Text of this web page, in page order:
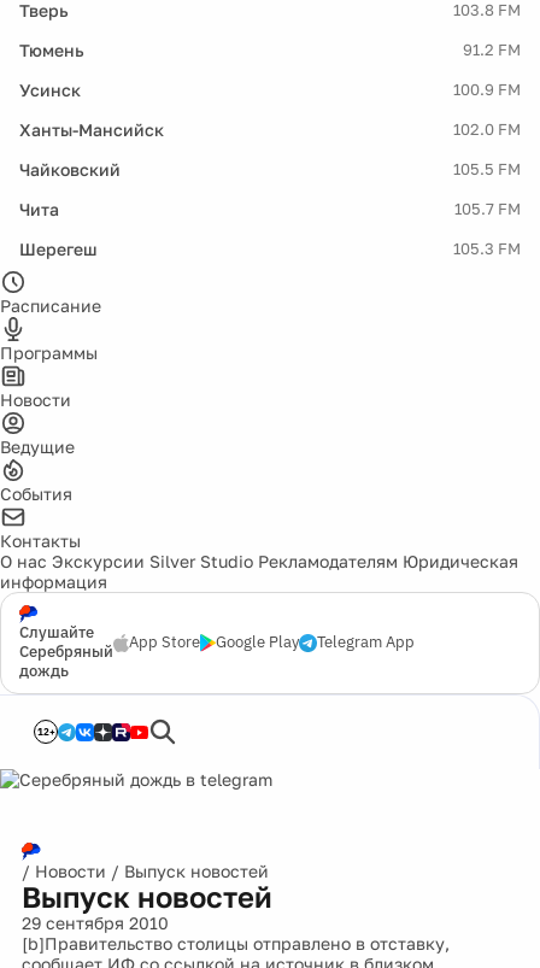
Тверь 103.8 FM
Тюмень 91.2 FM
Усинск 100.9 FM
Ханты-Мансийск 102.0 FM
Чайковский 105.5 FM
Чита 105.7 FM
Шерегеш 105.3 FM
Расписание
Программы
Новости
Ведущие
События
Контакты
О нас Экскурсии Silver Studio Рекламодателям Юридическая
информация
Слушайте
Серебряный
дождь
App Store Google Play Telegram App
12+
/ Новости / Выпуск новостей
Выпуск новостей
29 сентября 2010
[b]Правительство столицы отправлено в отставку,